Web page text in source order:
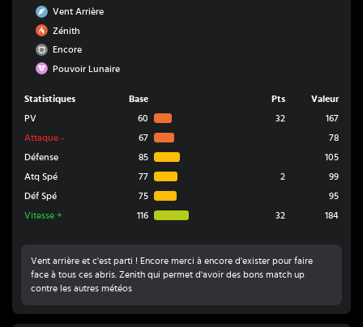
VolVent Arrière
Feu
Zénith
Normal
Encore
FéePouvoir Lunaire
Statistiques Base Pts
Valeur
PV
60 32
167
Attaque - 67
78
Défense
85
105
Atq Spé
77 2
99
Déf Spé
75
95
Vitesse + 116 32 184
Vent arrière et c'est parti ! Encore merci à encore d'exister pour faire
face à tous ces abris. Zenith qui permet d'avoir des bons match up
contre les autres météos